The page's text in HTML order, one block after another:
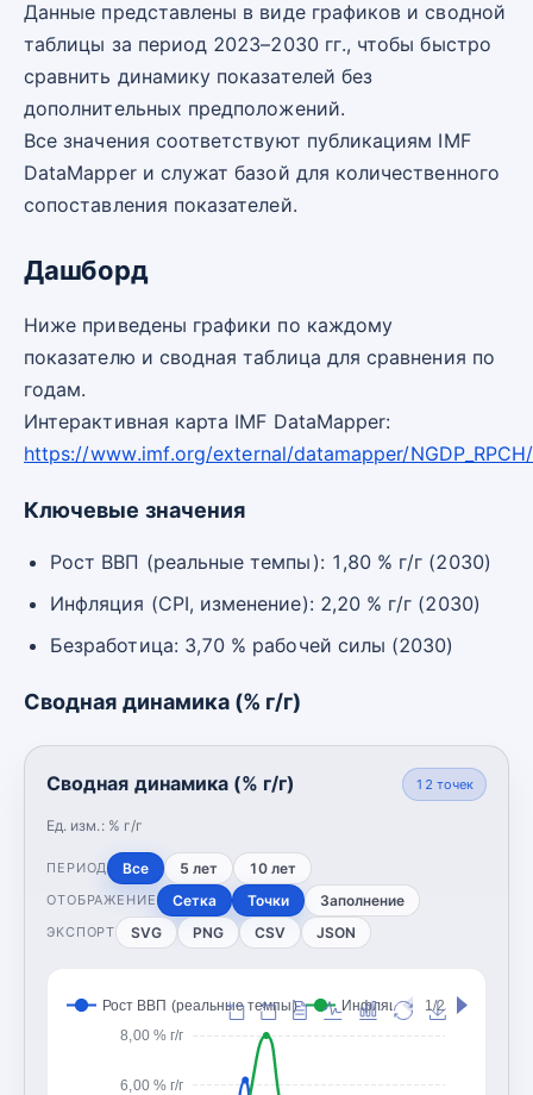
Данные представлены в виде графиков и сводной
таблицы за период 2023–2030 гг., чтобы быстро
сравнить динамику показателей без
дополнительных предположений.
Все значения соответствуют публикациям IMF
DataMapper и служат базой для количественного
сопоставления показателей.
Дашборд
Ниже приведены графики по каждому
показателю и сводная таблица для сравнения по
годам.
Интерактивная карта IMF DataMapper:
https://www.imf.org/external/datamapper/
Ключевые значения
Рост ВВП (реальные темпы): 1,80 % г/г (2030)
Инфляция (CPI, изменение): 2,20 % г/г (2030)
Безработица: 3,70 % рабочей силы (2030)
Сводная динамика (% г/г)
Сводная динамика (% г/г)
Ед. изм.: % г/г
12 точек
ПЕРИОД Все 5 лет 10 лет
ОТОБРАЖЕНИЕ Сетка Точки Заполнение
ЭКСПОРТ SVG PNG CSV JSON
6,00 % г/г
8,00 % г/г
Рост ВВП (реальные темпы) Инфляция (CPI,
1/2